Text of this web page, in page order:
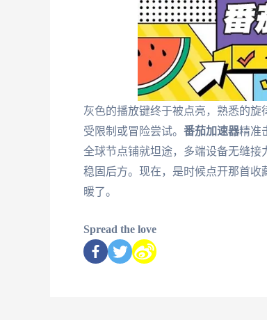
灰色的播放键终于被点亮，熟悉的
受限制或冒险尝试。 番茄加速器精准
全球节点铺就坦途，多端设备无缝
稳固后方。现在，是时候点开那首
暖了。
Spread the love